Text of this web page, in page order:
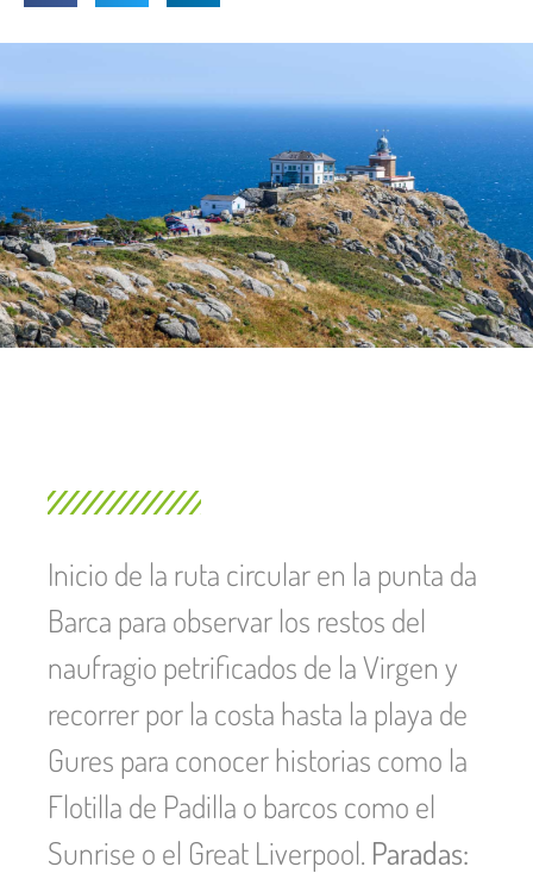
Inicio de la ruta circular en la punta da
Barca para observar los restos del
naufragio petrificados de la Virgen y
recorrer por la costa hasta la playa de
Gures para conocer historias como la
Flotilla de Padilla o barcos como el
Sunrise o el Great Liverpool. Paradas: